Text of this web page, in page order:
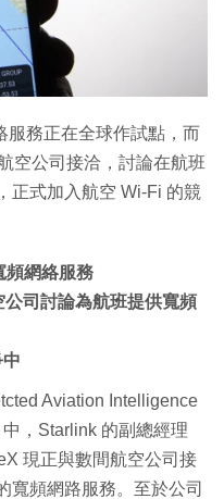
服務正在全球作試點，而
空公司接洽，討論在航班
正式加入航空 Wi-Fi 的競
網絡服務
司討論為航班提供寬頻
Aviation Intelligence
，Starlink 的副總經理
現正與數間航空公司接
寬頻網路服務。至於公司